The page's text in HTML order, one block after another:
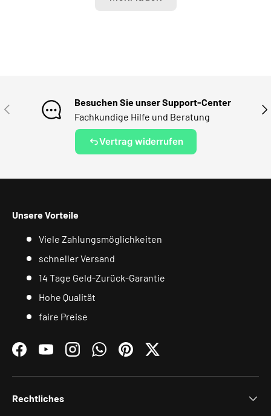
VORHERIGE
Besuchen Sie unser Support-Center
Fachkundige Hilfe und Beratung
Vertrag widerrufen
Unsere Vorteile
Viele Zahlungsmöglichkeiten
schneller Versand
14 Tage Geld-Zurück-Garantie
Hohe Qualität
faire Preise
FacebookYouTubeInstagramWhatsAppPinterestTwitter
Rechtliches